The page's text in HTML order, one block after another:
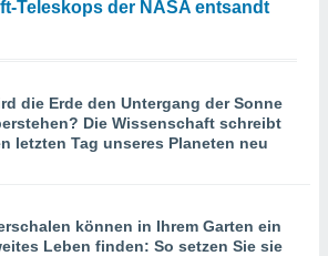
Teleskops der NASA entsandt
die Erde den Untergang der Sonne
Die Wissenschaft schreibt
letzten Tag unseres Planeten neu
können in Ihrem Garten ein
Leben finden: So setzen Sie sie